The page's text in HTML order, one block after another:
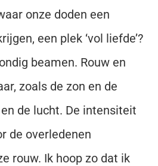
onze doden een
een plek ‘vol liefde’?
beamen. Rouw en
zoals de zon en de
de lucht. De intensiteit
de overledenen
rouw. Ik hoop zo dat ik